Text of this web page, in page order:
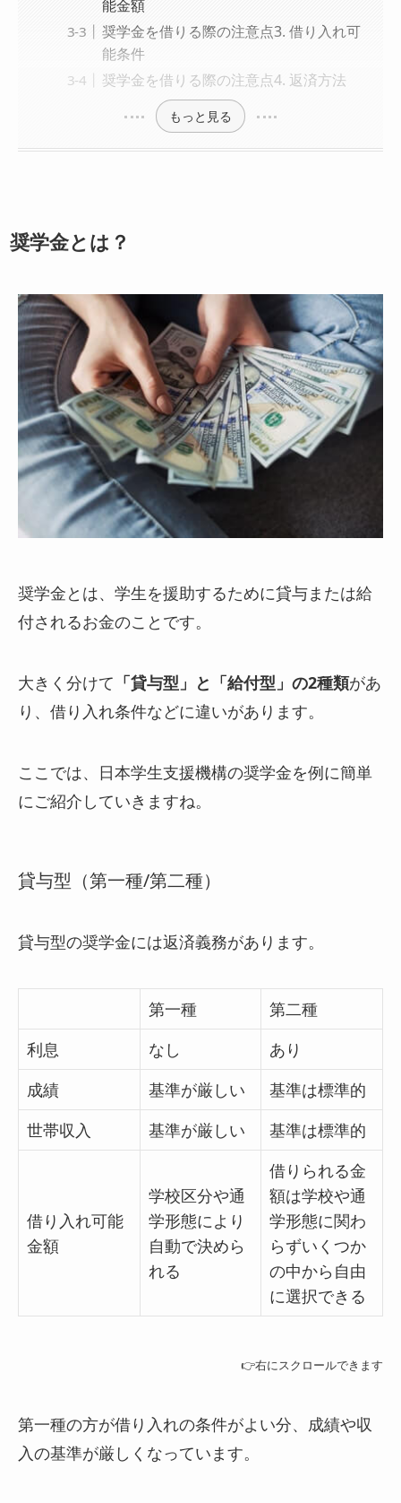
能金額
奨学金を借りる際の注意点3. 借り入れ可
能条件
奨学金を借りる際の注意点4. 返済方法
もっと見る
奨学金とは？
奨学金とは、学生を援助するために貸与または給
付されるお金のことです。
大きく分けて 「貸与型」と「給付型」の2種類があ
り、借り入れ条件などに違いがあります。
ここでは、日本学生支援機構の奨学金を例に簡単
にご紹介していきますね。
貸与型（第一種/第二種）
貸与型の奨学金には返済義務があります。
第一種
第二種
利息
なし
あり
成績
基準が厳しい
基準は標準的
世帯収入
基準が厳しい 基準は標準的
借り入れ可能
金額
学校区分や通
学形態により
自動で決めら
れる
借りられる金
額は学校や通
学形態に関わ
らずいくつか
の中から自由
に選択できる
👉右にスクロールできます
第一種の方が借り入れの条件がよい分、成績や収
入の基準が厳しくなっています。